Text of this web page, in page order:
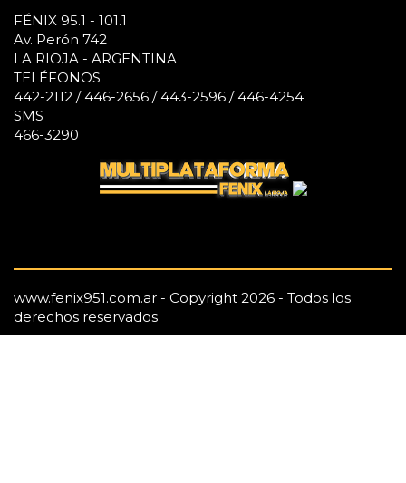
FÉNIX 95.1 - 101.1
Av. Perón 742
LA RIOJA - ARGENTINA
TELÉFONOS
442-2112 / 446-2656 / 443-2596 / 446-4254
SMS
466-3290
www.fenix951.com.ar - Copyright 2026 - Todos los
derechos reservados